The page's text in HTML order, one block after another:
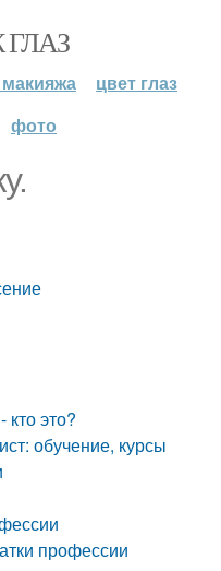
цвет глаз
фото
это?
обучение, курсы
профессии